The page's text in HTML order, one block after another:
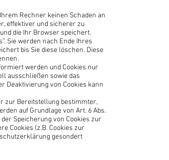
Rechner keinen Schaden an
effektiver und sicherer zu
die Ihr Browser speichert.
Sie werden nach Ende Ihres
bis Sie diese löschen. Diese
werden und Cookies nur
ausschließen sowie das
Deaktivierung von Cookies kann
zur Bereitstellung bestimmter,
auf Grundlage von Art. 6 Abs.
Speicherung von Cookies zur
Cookies (z.B. Cookies zur
gesondert